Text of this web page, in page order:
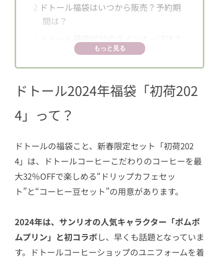
2 ドトール福袋はいつから販売？予約期
間は？
＜数量限定＞ポムポムプリン オリジナ
ル巾着
4.1 ポムポムプリンのオリジナルグッ
もっと見る
ドトール2024年福袋「初荷202
4」って？
ドトールの福袋こと、新春限定セット「初荷202
4」は、ドトールコーヒーこだわりのコーヒーを最
大32％OFFで楽しめる“ドリップカフェセッ
ト”と“コーヒー豆セット”の用意があります。
2024年は、サンリオの人気キャラクター「ポムポ
ムプリン」と初コラボし、早くも話題となっていま
す。ドトールコーヒーショップのユニフォームを着